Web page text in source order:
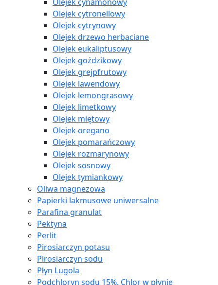
Olejek cytronellowy
Olejek cytrynowy
Olejek drzewo herbaciane
Olejek eukaliptusowy
Olejek goździkowy
Olejek grejpfrutowy
Olejek lawendowy
Olejek lemongrasowy
Olejek limetkowy
Olejek miętowy
Olejek oregano
Olejek pomarańczowy
Olejek rozmarynowy
Olejek sosnowy
Olejek tymiankowy
Oliwa magnezowa
Papierki lakmusowe uniwersalne
Parafina granulat
Pektyna
Perlit
Pirosiarczyn potasu
Pirosiarczyn sodu
Płyn Lugola
Podchloryn sodu 15%. Chlor w płynie